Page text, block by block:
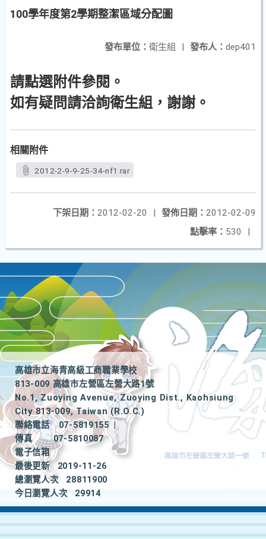
100學年度第2學期整潔區域分配圖
發布人： dep401
發布單位： 衛生組 |
請點選附件參閱。
如有疑問請洽詢衛生組，謝謝。
相關附件
2012-2-9-9-25-34-nf1.rar
發佈日期： 2012-02-09
下架日期： 2012-02-20
|
點擊率： 530 |
高雄市立海青高級工商職業學校
813-009 高雄市左營區左營大路1號
No.1, Zuoying Avenue, Zuoying Dist., Kaohsiung
City 813-009, Taiwan (R.O.C.)
聯絡電話
07-5819155
|
傳真
07-5810087
電子信箱
最後更新
2019-11-26
總瀏覽人次
28811900
今日瀏覽人次
29914